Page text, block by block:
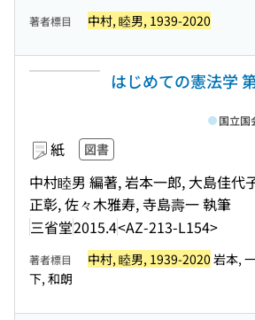
著者標目 中村, 睦男, 1939-2020
はじめての憲法学
紙 図書
中村睦男 編著, 岩本一郎, 大島佳代
正彰, 佐々木雅寿, 寺島壽一 執筆
三省堂2015.4<AZ-213-L154>
国立国
著者標目 中村, 睦男, 1939-2020 岩本,
下, 和朗